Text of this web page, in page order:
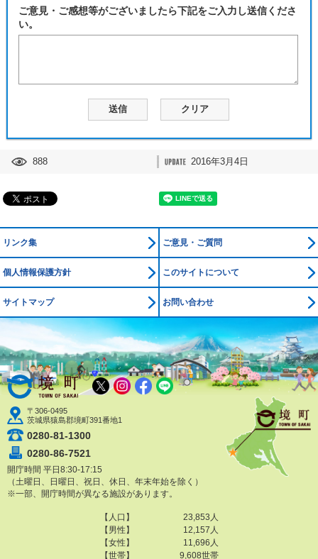
ご意見・ご感想等がございましたら下記をご入力し送信くださ
い。
888 2016年3月4日
リンク集 ご意見・ご質問
個人情報保護方針 このサイトについて
サイトマップ お問い合わせ
境町公式ホームページ
〒306-0495
茨城県猿島郡境町391番地1
0280-81-1300
0280-86-7521
開庁時間 平日8:30-17:15
（土曜日、日曜日、祝日、休日、年末年始を除く）
※一部、開庁時間が異なる施設があります。
X Instagram
Facebook
LINE